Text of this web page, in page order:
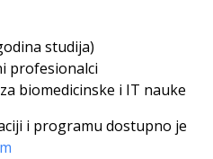
studija)
profesionalci
biomedicinske i IT nauke
i programu dostupno je